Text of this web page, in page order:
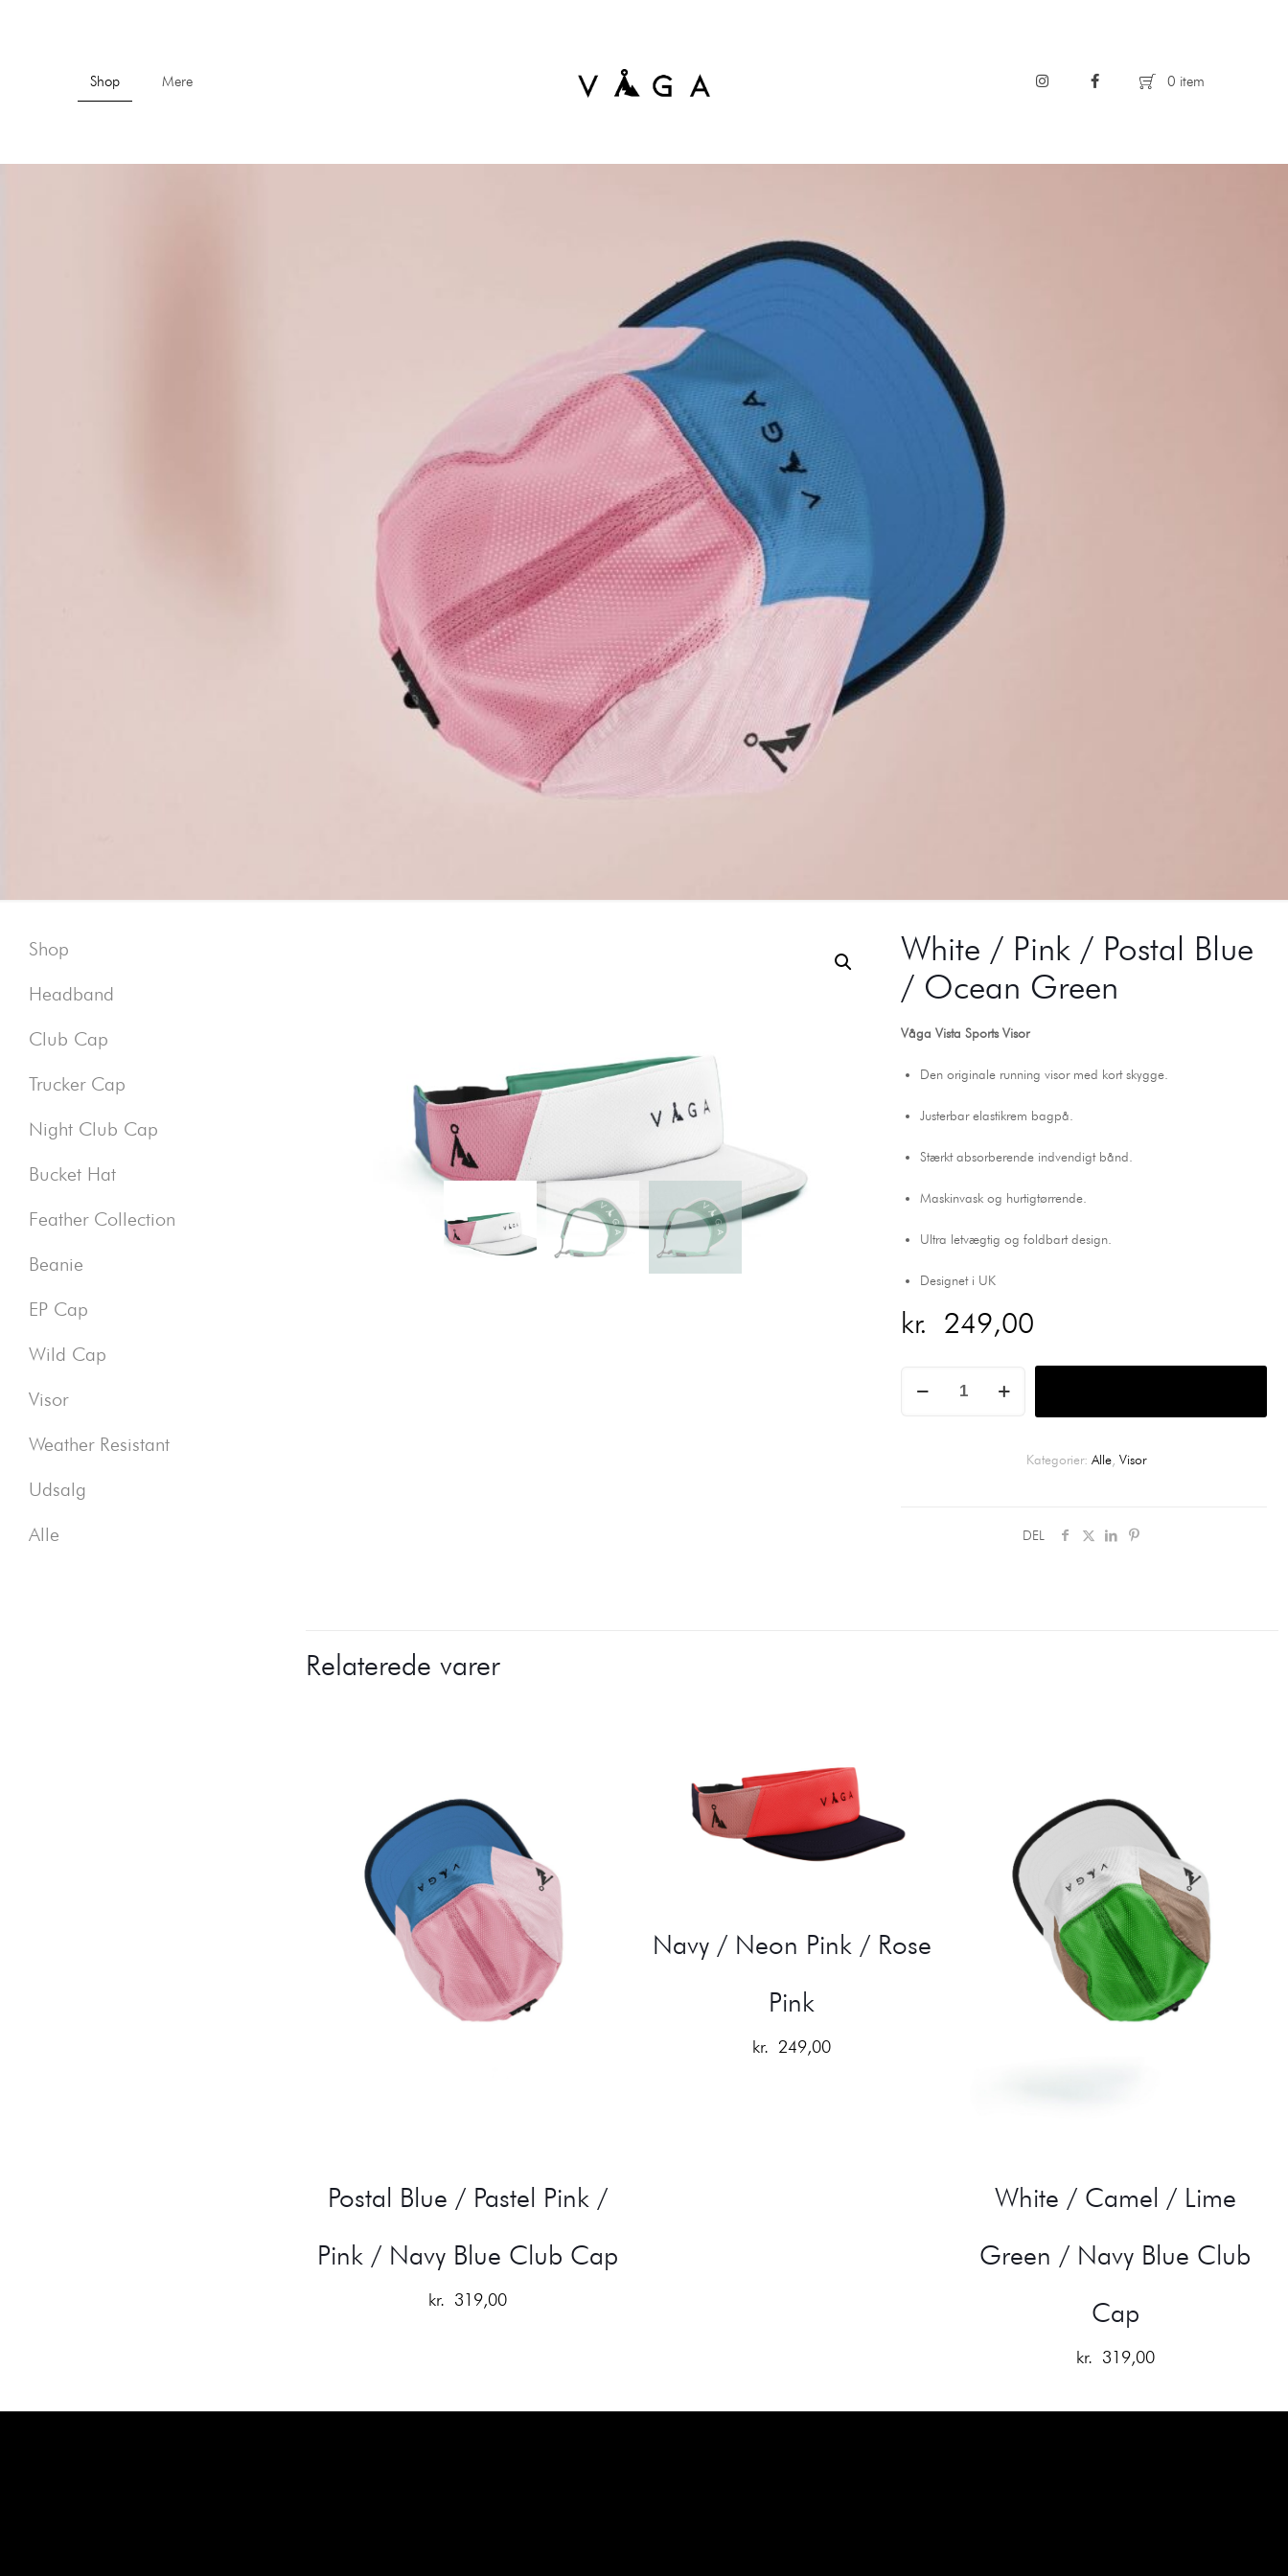
Shop Mere 0 item
White / Pink / Postal Blue
/ Ocean Green
Våga Vista Sports Visor
Den originale running visor med kort skygge.
Justerbar elastikrem bagpå.
Stærkt absorberende indvendigt bånd.
Maskinvask og hurtigtørrende.
Ultra letvægtig og foldbart design.
Designet i UK
kr. 249,00
Kategorier:Alle ,Visor
DEL
Relaterede varer
Postal Blue / Pastel Pink /
Pink / Navy Blue Club Cap
kr. 319,00
Navy / Neon Pink / Rose
Pink
kr. 249,00
White / Camel / Lime
Green / Navy Blue Club
Cap
kr. 319,00
Shop
Headband
Club Cap
Trucker Cap
Night Club Cap
Bucket Hat
Feather Collection
Beanie
EP Cap
Wild Cap
Visor
Weather Resistant
Udsalg
Alle